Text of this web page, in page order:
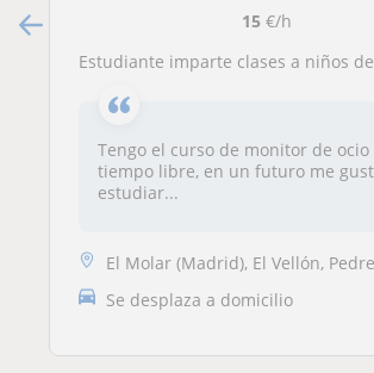
15€/h
Estudiante imparte clases a niños de todas
Tengo el curso de monitor de ocio
tiempo libre, en un futuro me
estudiar...
El Molar (Madrid), El Vellón,
Se desplaza a domicilio